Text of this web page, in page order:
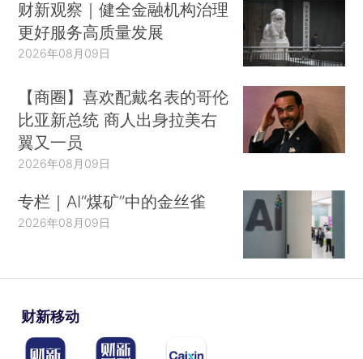
财新观察｜健全金融机构治理
更好服务高质量发展
2026年08月09日
【商圈】喜欢配戴名表的哥伦
比亚新总统 商人出身拉美右
翼又一员
2026年08月09日
专栏｜AI“煤矿”中的金丝雀
2026年08月09日
财新移动